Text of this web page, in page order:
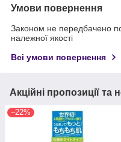
Умови повернення
Законом не передбачено
належної якості
Всі умови повернення
Акційні пропозиції та
–22%